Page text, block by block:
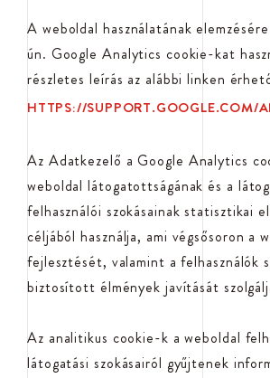
A weboldal használatának
ún. Google Analytics cookie-kat
részletes leírás az alábbi linken
HTTPS://SUPPORT.GOOGLE.COM/
Az Adatkezelő a Google Analytics
weboldal látogatottságának és a
felhasználói szokásainak statisztikai
céljából használja, ami végsősoron a
fejlesztését, valamint a felhasználók
biztosított élmények javítását
Az analitikus cookie-k a weboldal
látogatási szokásairól gyűjtenek